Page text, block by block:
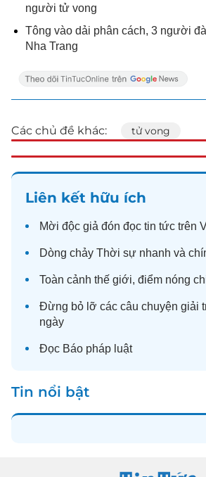
người tử vong
Tông vào dải phân cách, 3 người
Nha Trang
Các chủ đề khác: tử vong
Liên kết hữu ích
Mời độc giả đón đọc tin tức trên
Dòng chảy Thời sự nhanh và
Toàn cảnh thế giới, điểm nóng
Đừng bỏ lỡ các câu chuyện giải
ngày
Đọc Báo pháp luật
Tin nổi bật